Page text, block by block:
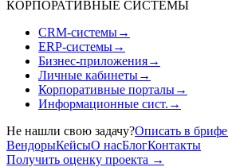
КОРПОРАТИВНЫЕ СИСТЕМЫ
CRM-системы→
ERP-системы→
Бизнес-приложения→
Личные кабинеты→
Корпоративные порталы→
Информационные сист. →
Не нашли свою задачу?Описать в брифе
ВендорыКейсыО насБлогКонтакты
Получить оценку проекта →